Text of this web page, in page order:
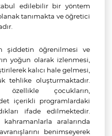
edilebilir bir yöntem
tanımakta ve öğretici
şiddetin öğrenilmesi ve
yoğun olarak izlenmesi,
kalıcı hale gelmesi,
tehlike oluşturmaktadır.
özellikle çocukların,
içerikli programlardaki
ifade edilmektedir.
aralarında
benimseyerek